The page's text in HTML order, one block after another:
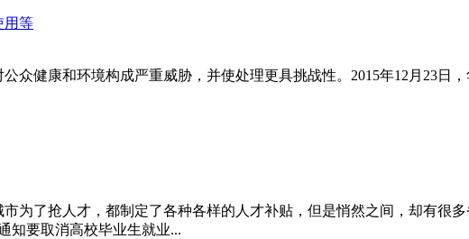
众健康和环境构成严重威胁，并使处理更具挑战性。2015年12月23日
为了抢人才，都制定了各种各样的人才补贴，但是悄然之间，却有很
知要取消高校毕业生就业...